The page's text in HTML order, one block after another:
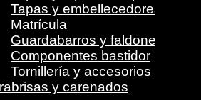
Tapas y embellecedores
Matrícula
Guardabarros y faldones
Componentes bastidor
Tornillería y accesorios
y carenados